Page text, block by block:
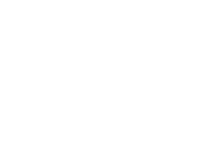
穿越西德克萨斯州的旅程
师丽娜在瑞士的一场颁奖典礼后，被一种突如其来的冲动驱使